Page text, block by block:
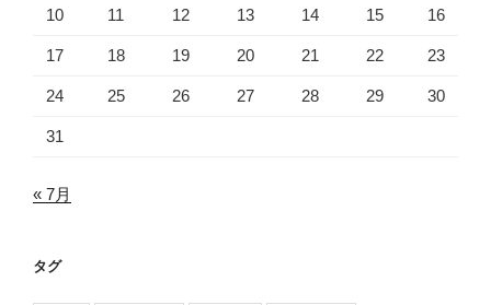
10 11 12 13 14 15 16
17 18 19 20 21 22 23
24 25 26 27 28 29 30
31
« 7月
タグ